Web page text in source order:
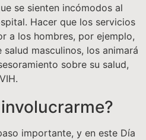
se sienten incómodos al
Hacer que los servicios
a los hombres, por ejemplo,
masculinos, los animará
sobre su salud,
importante, y en este Día